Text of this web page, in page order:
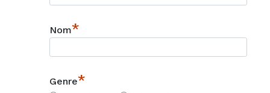
Nom*
Genre*